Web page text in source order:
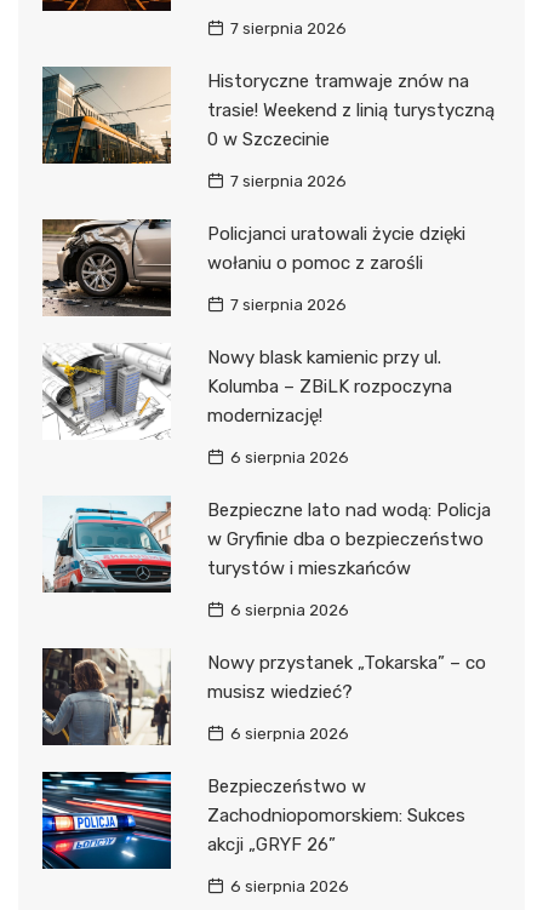
7 sierpnia 2026
Historyczne tramwaje znów na
trasie! Weekend z linią turystyczną
0 w Szczecinie
7 sierpnia 2026
Policjanci uratowali życie dzięki
wołaniu o pomoc z zarośli
7 sierpnia 2026
Nowy blask kamienic przy ul.
Kolumba – ZBiLK rozpoczyna
modernizację!
6 sierpnia 2026
Bezpieczne lato nad wodą: Policja
w Gryfinie dba o bezpieczeństwo
turystów i mieszkańców
6 sierpnia 2026
Nowy przystanek „Tokarska” – co
musisz wiedzieć?
6 sierpnia 2026
Bezpieczeństwo w
Zachodniopomorskiem: Sukces
akcji „GRYF 26”
6 sierpnia 2026